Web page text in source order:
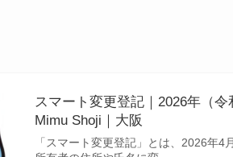
スマート変更登記｜2026年（
Mimu Shoji｜大阪
「スマート変更登記」とは、2026年4